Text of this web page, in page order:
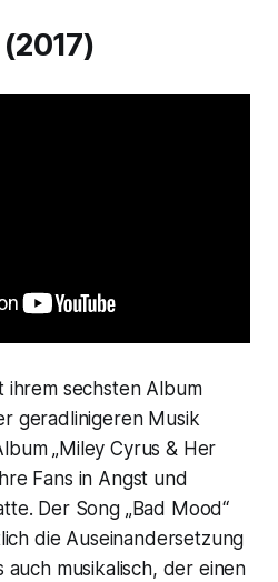
ihrem sechsten Album
geradlinigeren Musik
„Miley Cyrus & Her
Fans in Angst und
Der Song „Bad Mood“
die Auseinandersetzung
auch musikalisch, der einen